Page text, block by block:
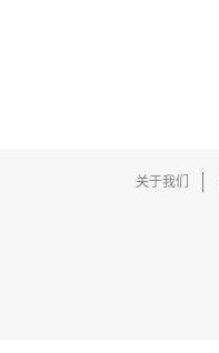
关于我们